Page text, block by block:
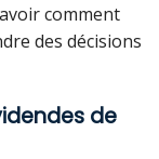
comment
des décisions
de